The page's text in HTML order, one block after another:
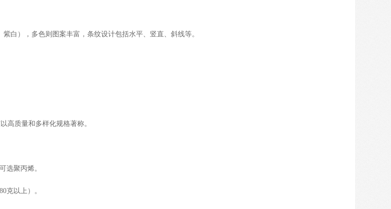
白），多色则图案丰富，条纹设计包括水平、竖直、斜线等。
高质量和多样化规格著称。
选聚丙烯。
克以上）。